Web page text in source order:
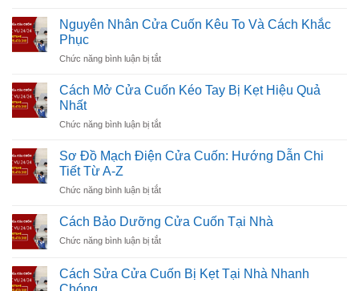
khiển?
phục
Hiệu
Sắp
Bạn
Để
Nguy
Nguyên Nhân Cửa Cuốn Kêu To Và Cách Khắc
Phục
Chức năng bình luận bị tắtở
Nhân
Kêu
Và
Phục
Cách Mở Cửa Cuốn Kéo Tay Bị Kẹt Hiệu Quả
Nhất
Chức năng bình luận bị tắtở
Mở
Kéo
Bị
Hiệu
Nhất
Sơ Đồ Mạch Điện Cửa Cuốn: Hướng Dẫn Chi
Tiết Từ A-Z
Chức năng bình luận bị tắtở
Đồ
Điện
Cuốn:
Cách Bảo Dưỡng Cửa Cuốn Tại Nhà
Chức năng bình luận bị tắtở
Bảo
Dưỡng
Cách Sửa Cửa Cuốn Bị Kẹt Tại Nhà Nhanh